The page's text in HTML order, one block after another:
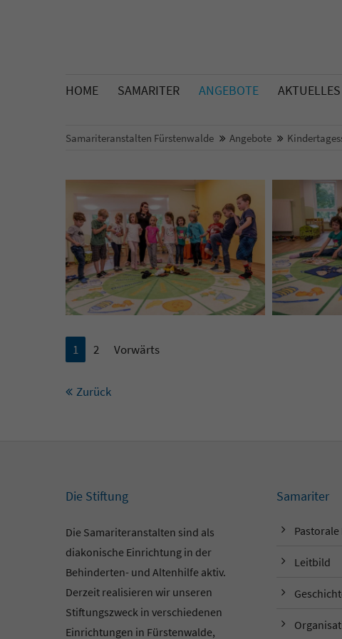
HOME SAMARITER ANGEBOTE AKTUELLES
Samariteranstalten Fürstenwalde Angebote
1 2 Vorwärts
Zurück
Die Stiftung
Die Samariteranstalten sind als
diakonische Einrichtung in der
Behinderten- und Altenhilfe aktiv.
Derzeit realisieren wir unseren
Stiftungszweck in verschiedenen
Einrichtungen in Fürstenwalde,
Samariter
Leitbild